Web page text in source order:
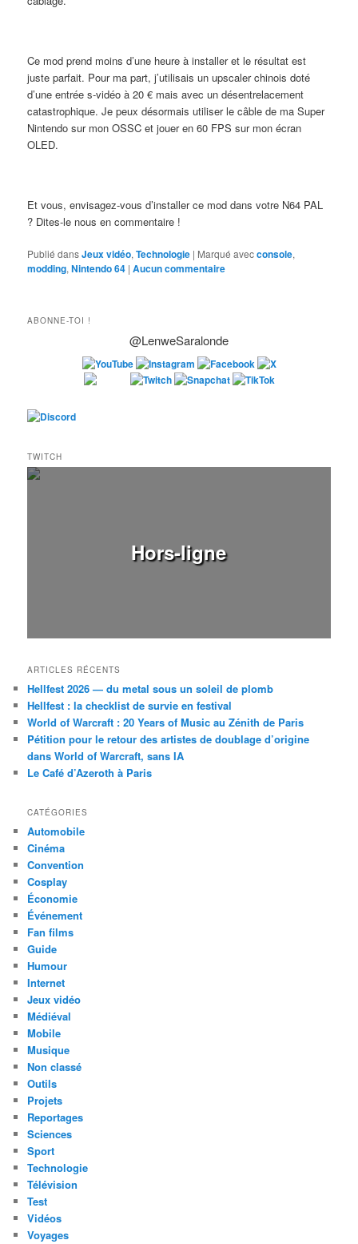
Ce mod prend moins d’une heure à installer et le résultat est
juste parfait. Pour ma part, j’utilisais un upscaler chinois doté
d’une entrée s-vidéo à 20 € mais avec un désentrelacement
catastrophique. Je peux désormais utiliser le câble de ma Super
Nintendo sur mon OSSC et jouer en 60 FPS sur mon écran
OLED.
Et vous, envisagez-vous d’installer ce mod dans votre N64 PAL
? Dites-le nous en commentaire !
Publié dansJeux vidéo,Technologie | Marqué avecconsole,
modding,Nintendo 64 |Aucun commentaire
ABONNE-TOI !
@LenweSaralonde
TWITCH
Hors-ligne
ARTICLES RÉCENTS
Hellfest 2026 — du metal sous un soleil de plomb
Hellfest : la checklist de survie en festival
World of Warcraft : 20 Years of Music au Zénith de Paris
Pétition pour le retour des artistes de doublage d’origine
dans World of Warcraft, sans IA
Le Café d’Azeroth à Paris
CATÉGORIES
Automobile
Cinéma
Convention
Cosplay
Économie
Événement
Fan films
Guide
Humour
Internet
Jeux vidéo
Médiéval
Mobile
Musique
Non classé
Outils
Projets
Reportages
Sciences
Sport
Technologie
Télévision
Test
Vidéos
Voyages